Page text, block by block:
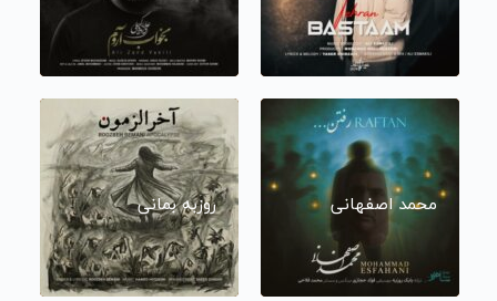
محمد اصفهانی روزبه بمانی